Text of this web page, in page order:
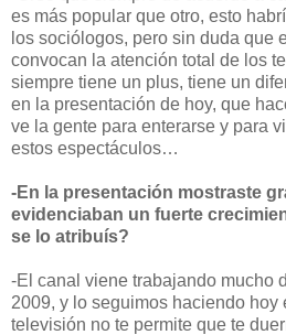
es más popular que otro, esto
los sociólogos, pero sin duda que
convocan la atención total de los
siempre tiene un plus, tiene un
en la presentación de hoy, que
ve la gente para enterarse y para
estos espectáculos…
-En la presentación mostraste
evidenciaban un fuerte
se lo atribuís?
-El canal viene trabajando mucho
2009, y lo seguimos haciendo hoy
televisión no te permite que te